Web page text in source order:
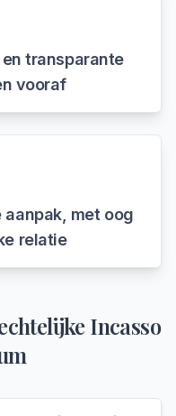
transparante
vooraf
met oog
relatie
Incasso